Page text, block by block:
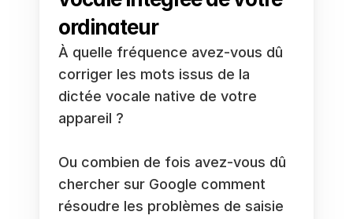
ordinateur
À quelle fréquence avez-vous dû
corriger les mots issus de la
dictée vocale native de votre
appareil ?
Ou combien de fois avez-vous dû
chercher sur Google comment
résoudre les problèmes de saisie